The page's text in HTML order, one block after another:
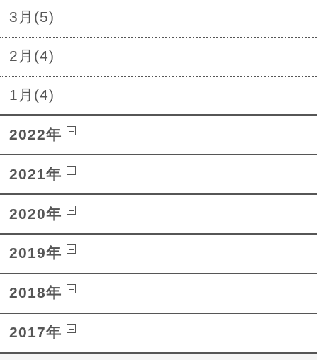
3月(5)
2月(4)
1月(4)
2022年
2021年
2020年
2019年
2018年
2017年